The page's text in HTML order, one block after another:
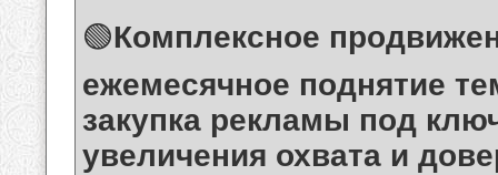
🟢Комплексное
ежемесячное поднятие
закупка рекламы под
увеличения охвата и